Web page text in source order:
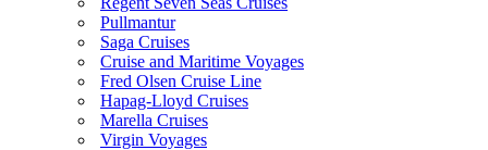
Pullmantur
Saga Cruises
Cruise and Maritime Voyages
Fred Olsen Cruise Line
Hapag-Lloyd Cruises
Marella Cruises
Virgin Voyages